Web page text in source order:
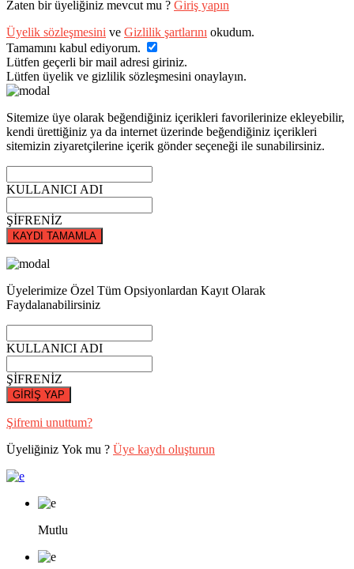
Zaten bir üyeliğiniz mevcut mu ? Giriş yapın
Üyelik sözleşmesini ve Gizlilik şartlarını okudum.
Tamamını kabul ediyorum.
Lütfen geçerli bir mail adresi giriniz.
Lütfen üyelik ve gizlilik sözleşmesini onaylayın.
Sitemize üye olarak beğendiğiniz içerikleri favorilerinize ekleyebilir,
kendi ürettiğiniz ya da internet üzerinde beğendiğiniz içerikleri
sitemizin ziyaretçilerine içerik gönder seçeneği ile sunabilirsiniz.
KULLANICI ADI
ŞİFRENİZ
KAYDI TAMAMLA
Üyelerimize Özel Tüm Opsiyonlardan Kayıt Olarak
Faydalanabilirsiniz
KULLANICI ADI
ŞİFRENİZ
GİRİŞ YAP
Şifremi unuttum?
Üyeliğiniz Yok mu ? Üye kaydı oluşturun
Mutlu